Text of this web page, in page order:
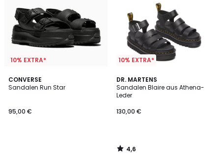
10% EXTRA*
CONVERSE
Sandalen Run Star
95,00 €
10% EXTRA*
DR. MARTENS
Sandalen Blaire aus Athena-
Leder
130,00 €
4,6
/ 5
4,6
/